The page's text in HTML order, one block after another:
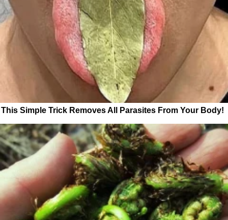
This Simple Trick Removes All Parasites From Your Body!